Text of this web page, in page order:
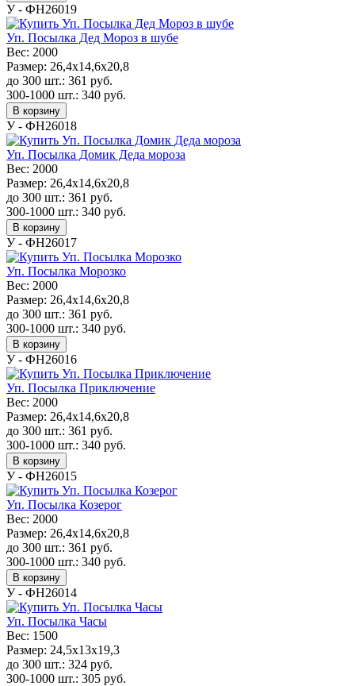
У - ФН26019
Уп. Посылка Дед Мороз в шубе
Вес: 2000
Размер: 26,4x14,6x20,8
до 300 шт.: 361 руб.
300-1000 шт.: 340 руб.
В корзину
У - ФН26018
Уп. Посылка Домик Деда мороза
Вес: 2000
Размер: 26,4x14,6x20,8
до 300 шт.: 361 руб.
300-1000 шт.: 340 руб.
В корзину
У - ФН26017
Уп. Посылка Морозко
Вес: 2000
Размер: 26,4x14,6x20,8
до 300 шт.: 361 руб.
300-1000 шт.: 340 руб.
В корзину
У - ФН26016
Уп. Посылка Приключение
Вес: 2000
Размер: 26,4x14,6x20,8
до 300 шт.: 361 руб.
300-1000 шт.: 340 руб.
В корзину
У - ФН26015
Уп. Посылка Козерог
Вес: 2000
Размер: 26,4x14,6x20,8
до 300 шт.: 361 руб.
300-1000 шт.: 340 руб.
В корзину
У - ФН26014
Уп. Посылка Часы
Вес: 1500
Размер: 24,5x13x19,3
до 300 шт.: 324 руб.
300-1000 шт.: 305 руб.